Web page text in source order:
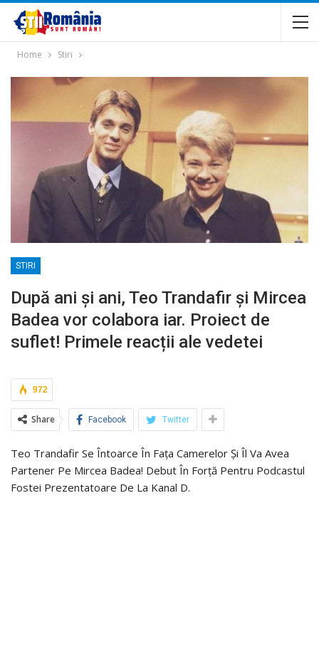
Home Stiri
STIRI
După ani și ani, Teo Trandafir și Mircea
Badea vor colabora iar. Proiect de
suflet! Primele reacții ale vedetei
972
Share Facebook Twitter
Teo Trandafir Se Întoarce În Fața Camerelor Și Îl Va Avea
Partener Pe Mircea Badea! Debut În Forță Pentru Podcastul
Fostei Prezentatoare De La Kanal D.